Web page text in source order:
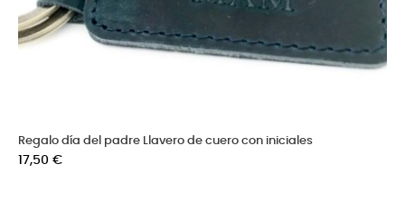
Regalo día del padre Llavero de cuero con iniciales
Precio
17,50 €